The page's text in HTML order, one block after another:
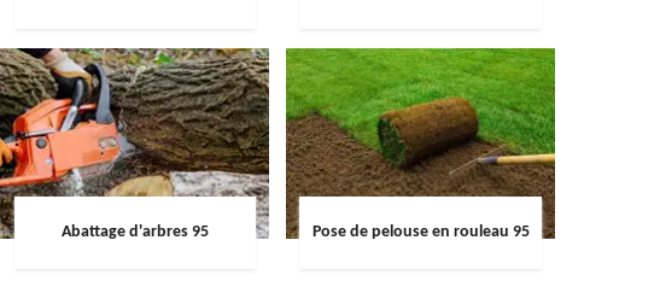
Abattage d'arbres 95 Pose de pelouse en rouleau 95